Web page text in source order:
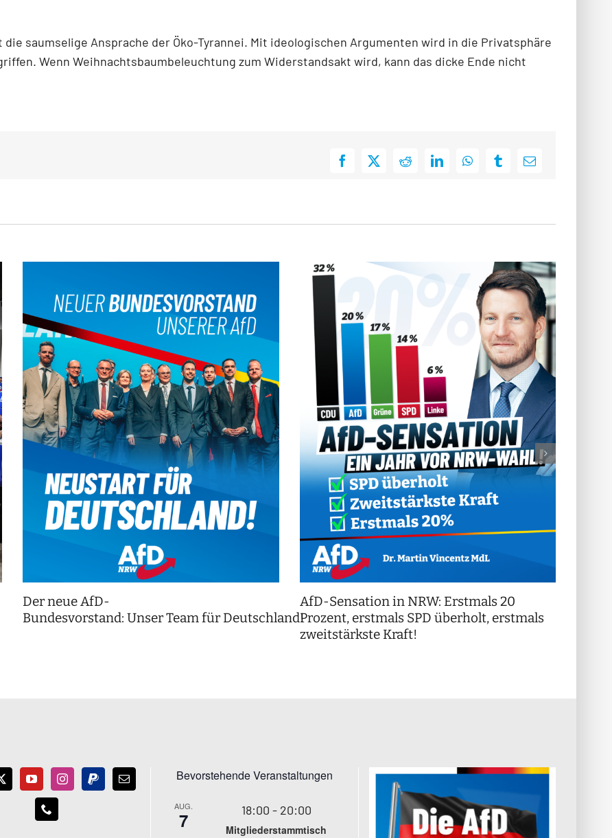
saumselige Ansprache der Öko-Tyrannei. Mit ideologischen Argumenten wird in die Privatsphäre
Wenn Weihnachtsbaumbeleuchtung zum Widerstandsakt wird, kann das dicke Ende nicht
Facebook
X RedditLinkedInWhatsAppTumblrE-
Der neue AfD-
Bundesvorstand: Unser Team für Deutschland!
AfD-Sensation in NRW: Erstmals 20
Prozent, erstmals SPD überholt, erstmals
zweitstärkste Kraft!
Bevorstehende Veranstaltungen
AUG.
7 18:00 - 20:00
Mitgliederstammtisch